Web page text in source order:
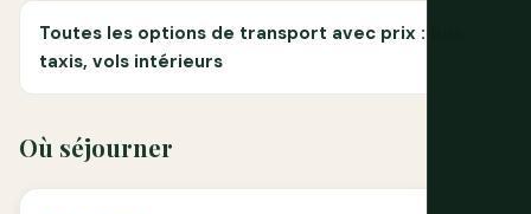
Toutes les options de transport avec prix : bus,
taxis, vols intérieurs
Où séjourner